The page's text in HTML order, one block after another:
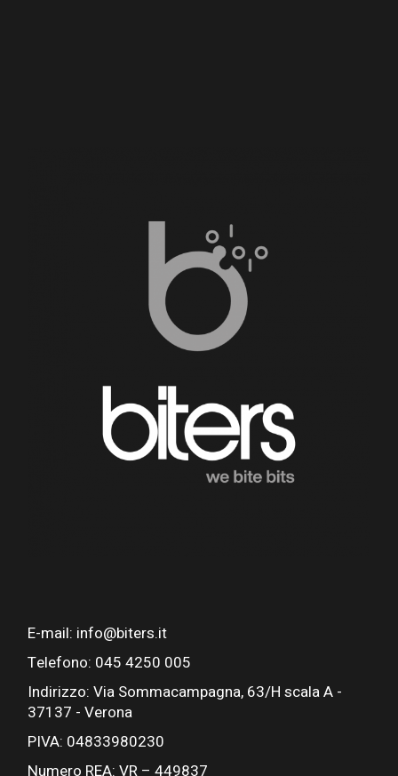
E-mail: info@biters.it
Telefono: 045 4250 005
Indirizzo: Via Sommacampagna, 63/H scala A -
37137 - Verona
PIVA: 04833980230
Numero REA: VR – 449837